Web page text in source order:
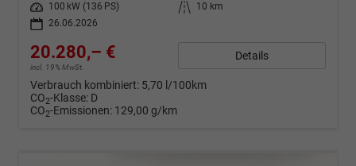
Leistung
100 kW (136 PS) Kilometerstand
10 km
26.06.2026
20.280,– €
incl. 19% MwSt.
Details
Verbrauch kombiniert: 5,70 l/100km
CO2-Klasse: D
CO2-Emissionen: 129,00 g/km